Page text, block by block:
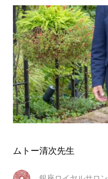
ムトー清次先生